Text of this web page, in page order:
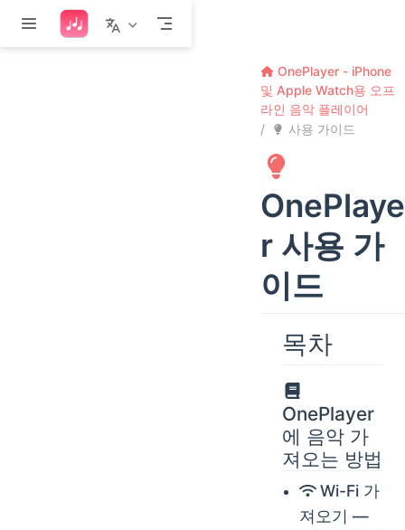
본문으로 건너뛰기
OnePlayer - iPhone
및 Apple Watch용 오프
라인 음악 플레이어
사용 가이드
OnePlaye
r 사용 가
이드
목차
OnePlayer
에 음악 가
져오는 방법
Wi-Fi 가
져오기 —